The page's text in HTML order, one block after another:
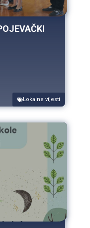
Lokalne vijesti